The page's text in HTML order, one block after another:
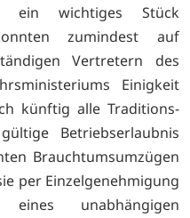
ein wichtiges Stück
zumindest auf
Vertretern des
Einigkeit
künftig alle Traditions-
Betriebserlaubnis
Brauchtumsumzügen
per Einzelgenehmigung
unabhängigen